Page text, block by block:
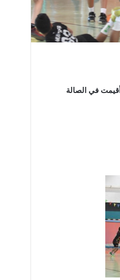
شباب النور ٢٨/٢٧ في مباراة ودية أقيمت في الصالة